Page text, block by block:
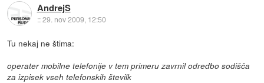
AndrejS
::29. nov 2009, 12:50
Tu nekaj ne štima:
operater mobilne telefonije v tem primeru zavrnil odredbo sodišča
za izpisek vseh telefonskih številk